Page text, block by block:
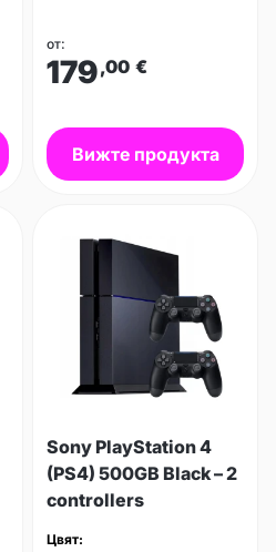
от:
179,00 €
Вижте продукта
Sony PlayStation 4
(PS4) 500GB Black – 2
controllers
Цвят: